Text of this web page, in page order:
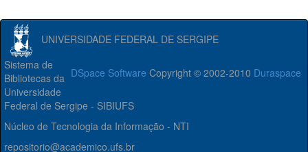
UNIVERSIDADE FEDERAL DE SERGIPE
DSpace Software Copyright © 2002-2010 Duraspace
Sistema de
Bibliotecas da
Universidade
Federal de Sergipe - SIBIUFS
Núcleo de Tecnologia da Informação - NTI
repositorio@academico.ufs.br